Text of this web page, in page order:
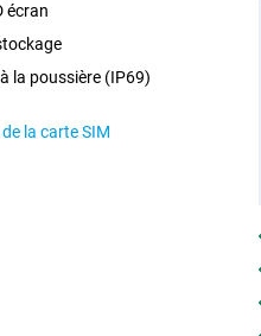
écran
la poussière (IP69)
la carte SIM